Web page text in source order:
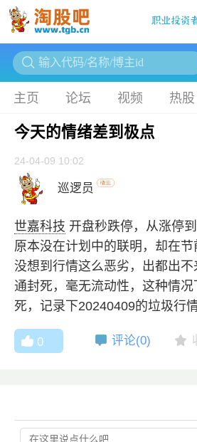
主页 论坛 视频 热股
今天的情绪差到极点
24-04-09 10:02
巡逻员
世嘉科技 开盘秒跌停，从涨停
原本没在计划中的联明，却在节
没想到行情这么恶劣，出都出
通封死，毫无流动性，这种情
死，记录下20240409的垃圾行情
0 评论(0)